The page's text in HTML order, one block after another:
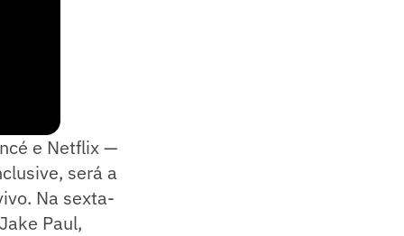
e Netflix —
será a
Na sexta-
Paul,